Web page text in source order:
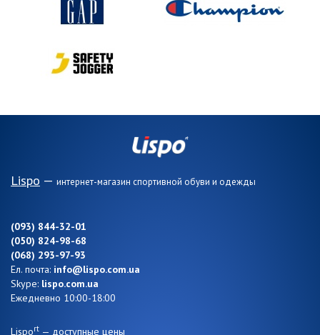
Lispo — интернет-магазин спортивной обуви и одежды
(093) 844-32-01
(050) 824-98-68
(068) 293-97-93
Ел. почта: info@lispo.com.ua
Skype: lispo.com.ua
Ежедневно 10:00-18:00
Lisport — доступные цены